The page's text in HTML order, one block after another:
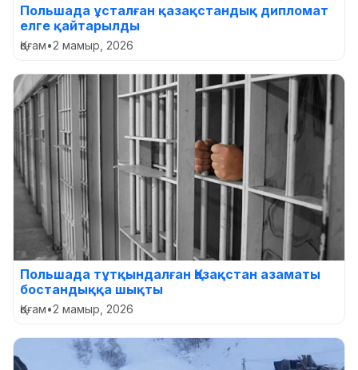
Польшада ұсталған қазақстандық дипломат
елге қайтарылды
Қоғам•2 мамыр, 2026
Польшада тұтқындалған Қазақстан азаматы
бостандыққа шықты
Қоғам•2 мамыр, 2026